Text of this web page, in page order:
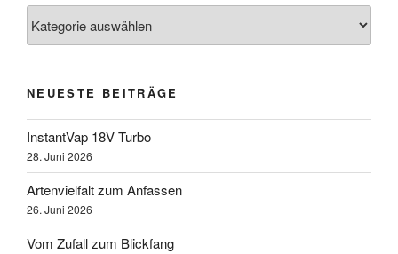
NEUESTE BEITRÄGE
InstantVap 18V Turbo
28. Juni 2026
Artenvielfalt zum Anfassen
26. Juni 2026
Vom Zufall zum Blickfang